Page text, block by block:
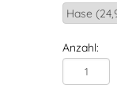
Anzahl: